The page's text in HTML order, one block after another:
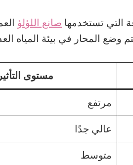
التي تستخدمها صانع اللؤلؤ
وضع المحار في بيئة المياه
مستوى التأثير
مرتفع
عالي جدًا
متوسط